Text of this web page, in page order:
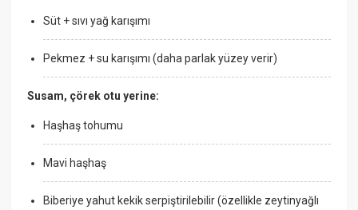
Süt + sıvı yağ karışımı
Pekmez + su karışımı (daha parlak yüzey verir)
Susam, çörek otu yerine:
Haşhaş tohumu
Mavi haşhaş
Biberiye yahut kekik serpiştirilebilir (özellikle zeytinyağlı